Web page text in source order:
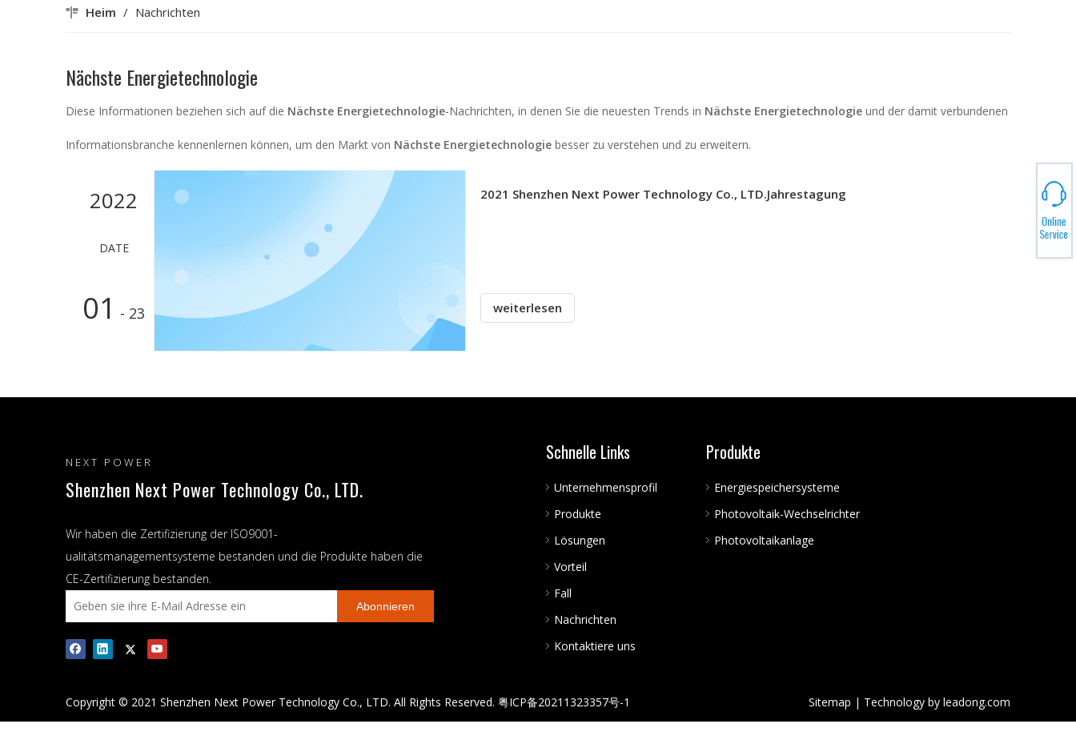
Heim / Nachrichten
Nächste Energietechnologie
Diese Informationen beziehen sich auf die Nächste Energietechnologie-Nachrichten, in denen Sie die neuesten Trends in Nächste Energietechnologie und der damit verbundenen
Informationsbranche kennenlernen können, um den Markt von Nächste Energietechnologie besser zu verstehen und zu erweitern.
2022
DATE
01 - 23
2021 Shenzhen Next Power Technology Co., LTD.Jahrestagung
weiterlesen
NEXT POWER
Shenzhen Next Power Technology Co., LTD.
Wir haben die Zertifizierung der ISO9001-
ualitätsmanagementsysteme bestanden und die Produkte haben die
CE-Zertifizierung bestanden.
Abonnieren
Schnelle Links
Unternehmensprofil
Produkte
Lösungen
Vorteil
Fall
Nachrichten
Kontaktiere uns
Produkte
Energiespeichersysteme
Photovoltaik-Wechselrichter
Photovoltaikanlage
Copyright © 2021 Shenzhen Next Power Technology Co., LTD. All Rights Reserved. 粤ICP备20211323357号-1 Sitemap | Technology by leadong.com